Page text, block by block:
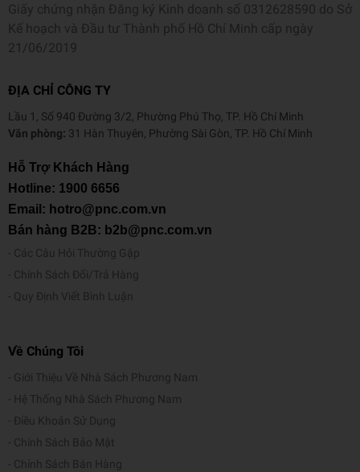
Giấy chứng nhận Đăng ký Kinh doanh số 0312628590 do Sở
Kế hoạch và Đầu tư Thành phố Hồ Chí Minh cấp ngày
21/06/2019
ĐỊA CHỈ CÔNG TY
Lầu 1, Số 940 Đường 3/2, Phường Phú Thọ, TP. Hồ Chí Minh
Văn phòng: 31 Hàn Thuyên, Phường Sài Gòn, TP. Hồ Chí Minh
Hỗ Trợ Khách Hàng
Hotline: 1900 6656
Email: hotro@pnc.com.vn
Bán hàng B2B: b2b@pnc.com.vn
Các Câu Hỏi Thường Gặp
Chính Sách Đổi/Trả Hàng
Quy Định Viết Bình Luận
Về Chúng Tôi
Giới Thiệu Về Nhà Sách Phương Nam
Hệ Thống Nhà Sách Phương Nam
Điều Khoản Sử Dụng
Chính Sách Bảo Mật
Chính Sách Bán Hàng